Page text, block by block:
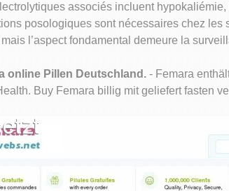
associés incluent
posologiques sont nécessaires chez
l’aspect fondamental demeure la
online Pillen Deutschland. - Femara
Buy Femara billig mit geliefert fasten